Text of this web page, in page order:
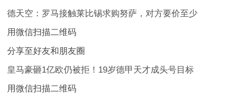
德天空：罗马接触莱比锡求购努萨，对方要价至少
用微信扫描二维码
分享至好友和朋友圈
皇马豪砸1亿欧仍被拒！19岁德甲天才成头号目标
用微信扫描二维码